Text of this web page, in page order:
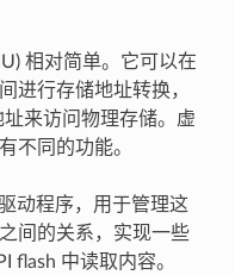
相对简单。它可以在
进行存储地址转换，
来访问物理存储。虚
不同的功能。
动程序，用于管理这
间的关系，实现一些
flash 中读取内容。